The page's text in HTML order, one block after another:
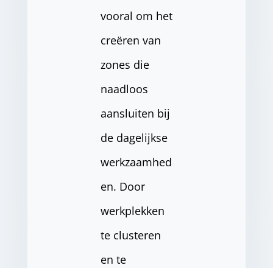
vooral om het
creëren van
zones die
naadloos
aansluiten bij
de dagelijkse
werkzaamhed
en. Door
werkplekken
te clusteren
en te